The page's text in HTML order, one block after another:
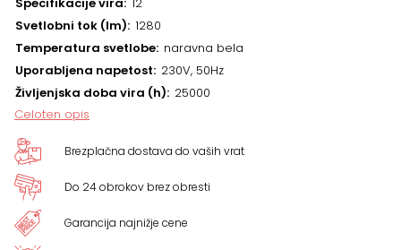
Svetlobni tok (lm) 1280
Temperatura svetlobe naravna bela
Uporabljena napetost 230V, 50Hz
Življenjska doba vira (h) 25000
Celoten opis
Brezplačna dostava do vaših vrat
Do 24 obrokov brez obresti
Garancija najnižje cene